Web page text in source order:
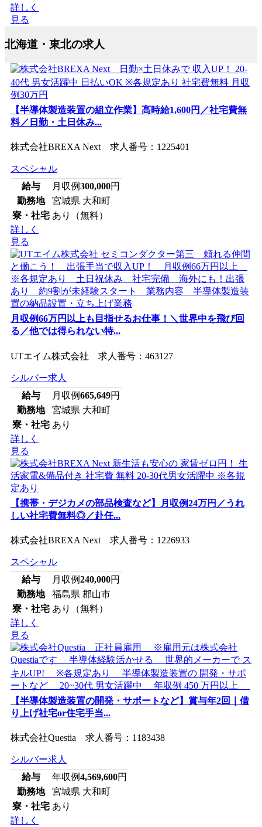
詳しく
見る
北海道・東北の求人
【半導体製造装置の組立作業】高時給1,600円／社宅費無
料／日勤・土日休み...
株式会社BREXA Next 求人番号：1225401
スペシャル
給与
月収例300,000円
勤務地
宮城県 大和町
寮・社宅 あり（無料）
詳しく
見る
月収例66万円以上も目指せるお仕事！＼世界中を飛び回
る／他では得られない特...
UTエイム株式会社 求人番号：463127
シルバー求人
給与
月収例665,649円
勤務地
宮城県 大和町
寮・社宅 あり
詳しく
見る
【携帯・デジカメの部品検査など】月収例24万円／うれ
しい社宅費無料◎／赴任...
株式会社BREXA Next 求人番号：1226933
スペシャル
給与
月収例240,000円
勤務地
福島県 郡山市
寮・社宅 あり（無料）
詳しく
見る
【半導体製造装置の開発・サポートなど】賞与年2回｜借
り上げ社宅or住宅手当...
株式会社Questia 求人番号：1183438
シルバー求人
給与
年収例4,569,600円
勤務地
宮城県 大和町
寮・社宅 あり
詳しく